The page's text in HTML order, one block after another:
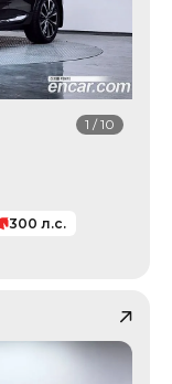
1 /10
300 л.с.